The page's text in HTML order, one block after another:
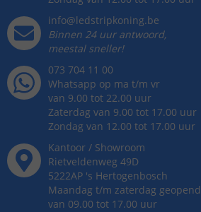
info@ledstripkoning.be
Binnen 24 uur antwoord,
meestal sneller!
073 704 11 00
Whatsapp op ma t/m vr
van 9.00 tot 22.00 uur
Zaterdag van 9.00 tot 17.00 uur
Zondag van 12.00 tot 17.00 uur
Kantoor / Showroom
Rietveldenweg 49D
5222AP 's Hertogenbosch
Maandag t/m zaterdag geopend
van 09.00 tot 17.00 uur